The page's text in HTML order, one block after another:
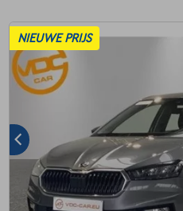
NIEUWE PRIJS